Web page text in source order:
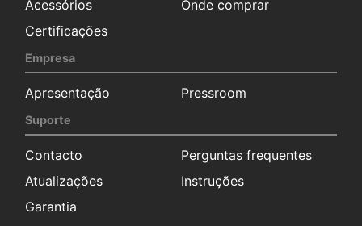
Acessórios
Onde comprar
Certificações
Empresa
Apresentação Pressroom
Suporte
Contacto
Perguntas frequentes
Atualizações
Instruções
Garantia